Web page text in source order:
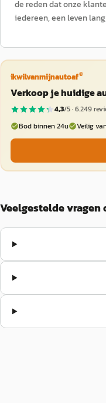
de reden dat onze
iedereen, een leven
ikwilvanmijnautoaf®
Verkoop je huidige
4,3/5 ·6.249
Bod binnen 24u
Veilig
Veelgestelde vragen